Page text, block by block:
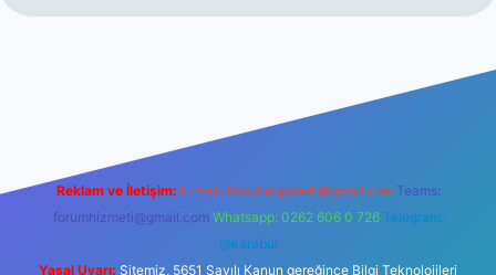
Reklam ve İletişim: E-mail: backlinkpaneli@gmail.com Teams:
forumhizmeti@gmail.com Whatsapp: 0262 606 0 726 Telegram:
@karabul
Yasal Uyarı: Sitemiz, 5651 Sayılı Kanun gereğince Bilgi Teknolojileri